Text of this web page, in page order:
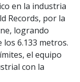
en la industria
Records, por la
logrando
6.133 metros.
el equipo
con la